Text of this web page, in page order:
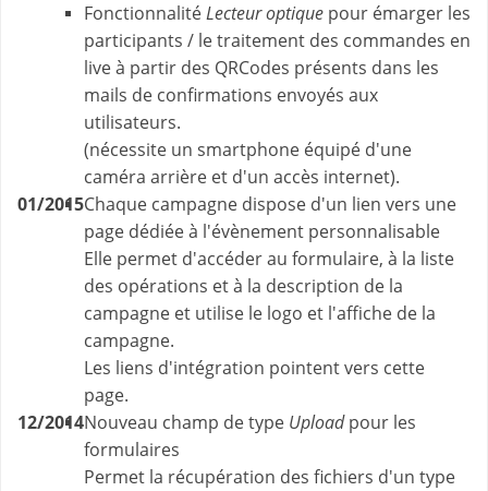
FonctionnalitéLecteur optique pour émarger les
participants / le traitement des commandes en
live à partir des QRCodes présents dans les
mails de confirmations envoyés aux
utilisateurs.
(nécessite un smartphone équipé d'une
caméra arrière et d'un accès internet).
01/2015Chaque campagne dispose d'un lien vers une
page dédiée à l'évènement personnalisable
Elle permet d'accéder au formulaire, à la liste
des opérations et à la description de la
campagne et utilise le logo et l'affiche de la
campagne.
Les liens d'intégration pointent vers cette
page.
12/2014Nouveau champ de type Uploadpour les
formulaires
Permet la récupération des fichiers d'un type